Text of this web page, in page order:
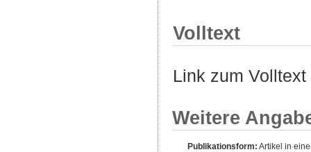
Volltext
Link zum
Weitere
Publikationsform: Artikel in